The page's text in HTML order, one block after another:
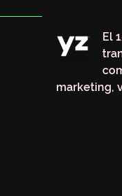
El
marketing,